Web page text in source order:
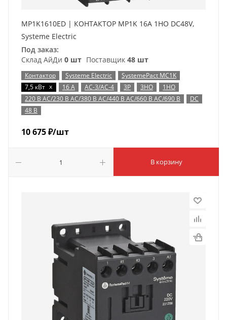
MP1K1610ED | КОНТАКТОР MP1K 16A 1НО DC48V,
Systeme Electric
Под заказ:
Склад АйДи 0 шт Поставщик 48 шт
Контактор Systeme Electric
SystemePact MC1K
7,5 кВт x 16 А AC-3/AC-4 3P 3НО
1НО
220 В AC/230 В AC/380 В AC/440 В AC/660 В AC/690 В
DC
48 В
10 675₽/шт
В корзину